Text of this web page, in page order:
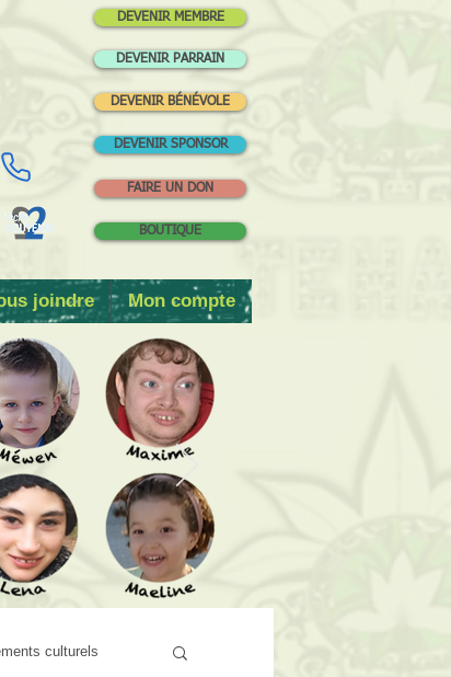
DEVENIR MEMBRE
DEVENIR PARRAIN
DEVENIR BÉNÉVOLE
DEVENIR SPONSOR
FAIRE UN DON
BOUTIQUE
joindre Mon compte
culturels